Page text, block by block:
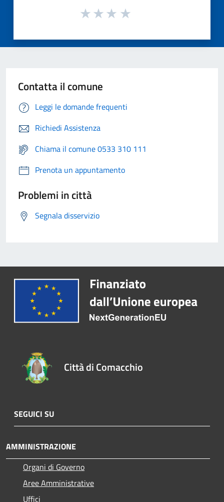
Contatta il comune
Leggi le domande frequenti
Richiedi Assistenza
Chiama il comune 0533 310 111
Prenota un appuntamento
Problemi in città
Segnala disservizio
Città di Comacchio
SEGUICI SU
AMMINISTRAZIONE
Organi di Governo
Aree Amministrative
Uffici